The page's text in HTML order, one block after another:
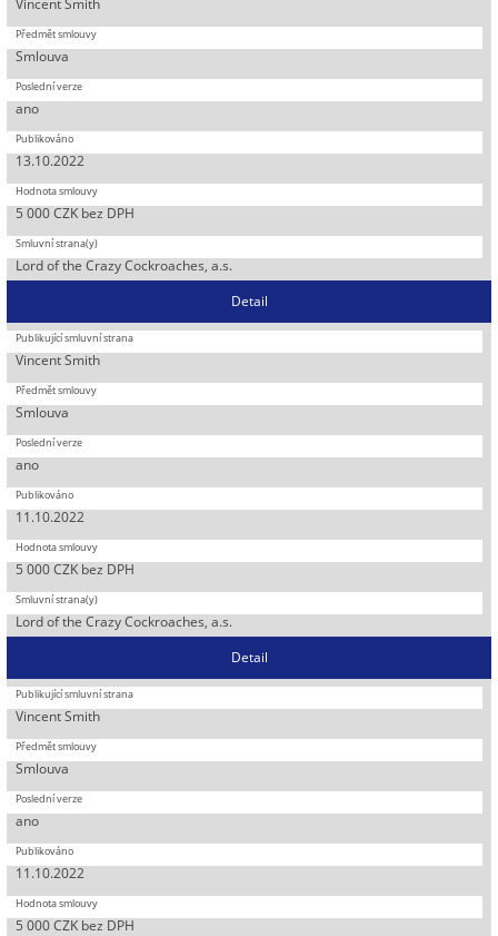
Smlouva
ano
13.10.2022
5 000 CZK bez DPH
Lord of the Crazy Cockroaches, a.s.
Detail
Vincent Smith
Smlouva
ano
11.10.2022
5 000 CZK bez DPH
Lord of the Crazy Cockroaches, a.s.
Detail
Vincent Smith
Smlouva
ano
11.10.2022
5 000 CZK bez DPH